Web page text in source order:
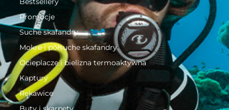
Promocje
Suche skafandry
Mokre i półsuche skafandry
Ocieplacze i bielizna termoaktywna
Kaptury
Rękawice